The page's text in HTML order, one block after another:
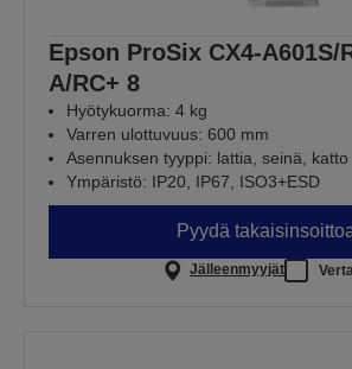
Epson ProSix CX4-A601S/
A/RC+ 8
Hyötykuorma: 4 kg
Varren ulottuvuus: 600 mm
Asennuksen tyyppi: lattia, seinä, katto
Ympäristö: IP20, IP67, ISO3+ESD
Pyydä
Jälleenmyyjät